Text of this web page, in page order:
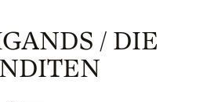
/ DIE